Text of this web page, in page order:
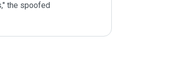
the spoofed